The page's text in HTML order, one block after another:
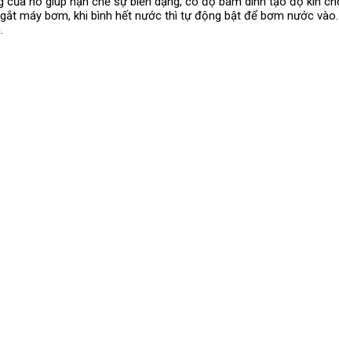
máy bơm, khi bình hết nước thì tự động bật để bơm nước vào.